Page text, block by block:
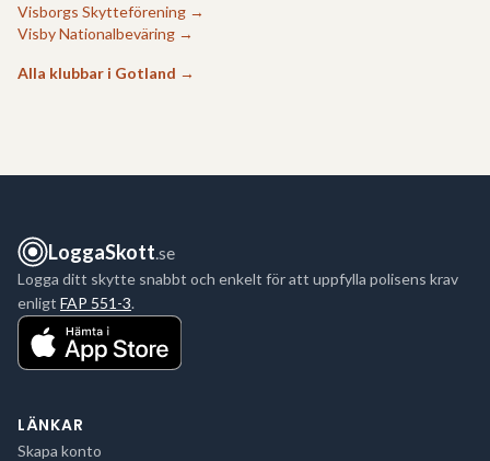
Visborgs Skytteförening →
Visby Nationalbeväring →
Alla klubbar i Gotland →
LoggaSkott.se
Logga ditt skytte snabbt och enkelt för att uppfylla polisens krav
enligt FAP 551-3.
LÄNKAR
Skapa konto